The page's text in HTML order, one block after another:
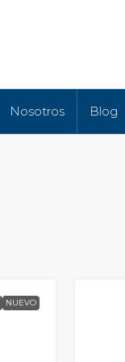
Nosotros Blog
NUEVO